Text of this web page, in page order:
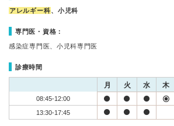
アレルギー科、小児科
専門医・資格：
感染症専門医、小児科専門医
診療時間
月 火 水 木
08:45-12:00
13:30-17:45